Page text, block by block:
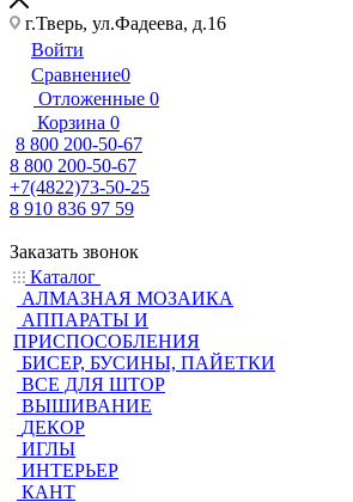
г.Тверь, ул.Фадеева, д.16
Войти
Сравнение0
Отложенные 0
Корзина 0
8 800 200-50-67
8 800 200-50-67
+7(4822)73-50-25
8 910 836 97 59
Заказать звонок
Каталог
АЛМАЗНАЯ МОЗАИКА
АППАРАТЫ И
ПРИСПОСОБЛЕНИЯ
БИСЕР, БУСИНЫ, ПАЙЕТКИ
ВСЕ ДЛЯ ШТОР
ВЫШИВАНИЕ
ДЕКОР
ИГЛЫ
ИНТЕРЬЕР
КАНТ